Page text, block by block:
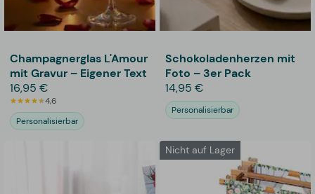
Champagnerglas L'Amour
mit Gravur – Eigener Text
16,95 €
4,6
Personalisierbar
Schokoladenherzen mit
Foto – 3er Pack
14,95 €
Personalisierbar
Nicht auf Lager